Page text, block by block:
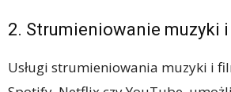
2. Strumieniowanie muzyki
Usługi strumieniowania muzyki i